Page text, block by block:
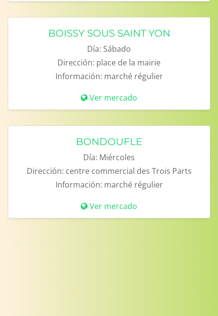
BOISSY SOUS SAINT YON
Día: Sábado
Dirección: place de la mairie
Información: marché régulier
Ver mercado
BONDOUFLE
Día: Miércoles
Dirección: centre commercial des Trois Parts
Información: marché régulier
Ver mercado